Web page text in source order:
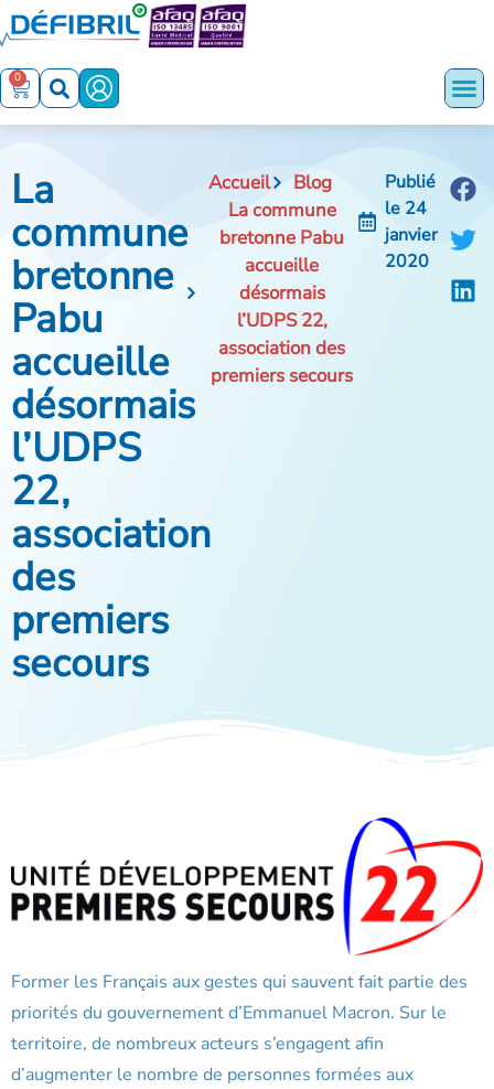
0
La
commune
bretonne
Pabu
accueille
désormais
l’UDPS
22,
association
des
premiers
secours
Accueil
Blog
La commune
bretonne Pabu
accueille
désormais
l’UDPS 22,
association des
premiers secours
Publié
le 24
janvier
2020
Former les Français aux gestes qui sauvent fait partie des
priorités du gouvernement d’Emmanuel Macron. Sur le
territoire, de nombreux acteurs s’engagent afin
d’augmenter le nombre de personnes formées aux